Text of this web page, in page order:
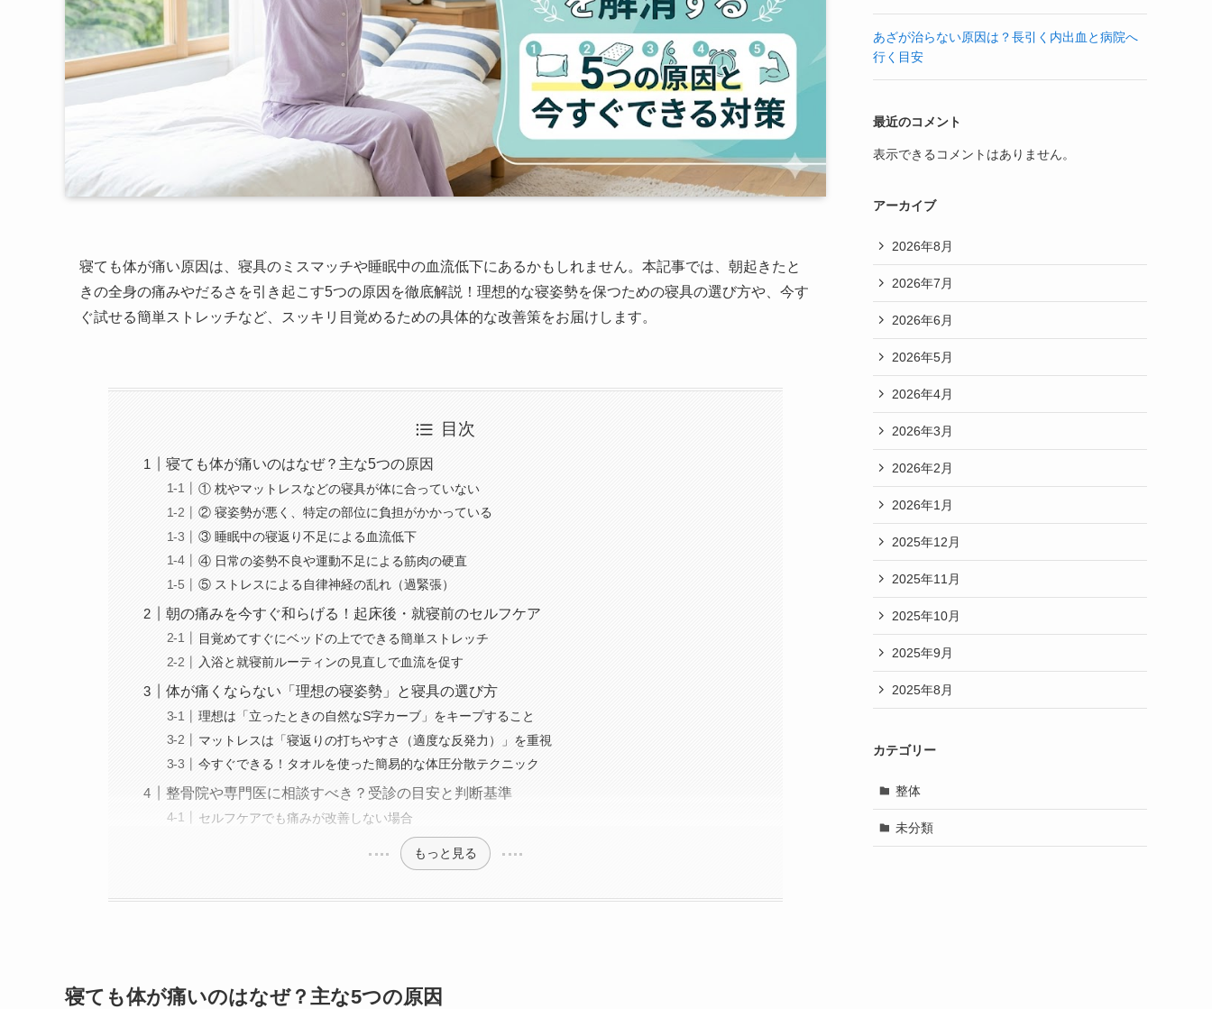
寝ても体が痛い原因は、寝具のミスマッチや睡眠中の血流低下にあるかもしれません。本記事では、朝起きたと
きの全身の痛みやだるさを引き起こす5つの原因を徹底解説！理想的な寝姿勢を保つための寝具の選び方や、今す
ぐ試せる簡単ストレッチなど、スッキリ目覚めるための具体的な改善策をお届けします。
目次
寝ても体が痛いのはなぜ？主な5つの原因
① 枕やマットレスなどの寝具が体に合っていない
② 寝姿勢が悪く、特定の部位に負担がかかっている
③ 睡眠中の寝返り不足による血流低下
④ 日常の姿勢不良や運動不足による筋肉の硬直
⑤ ストレスによる自律神経の乱れ（過緊張）
朝の痛みを今すぐ和らげる！起床後・就寝前のセルフケア
目覚めてすぐにベッドの上でできる簡単ストレッチ
入浴と就寝前ルーティンの見直しで血流を促す
体が痛くならない「理想の寝姿勢」と寝具の選び方
理想は「立ったときの自然なS字カーブ」をキープすること
マットレスは「寝返りの打ちやすさ（適度な反発力）」を重視
今すぐできる！タオルを使った簡易的な体圧分散テクニック
整骨院や専門医に相談すべき？受診の目安と判断基準
セルフケアでも痛みが改善しない場合
もっと見る
寝ても体が痛いのはなぜ？主な5つの原因
あざが治らない原因は？長引く内出血と病院へ
行く目安
最近のコメント
表示できるコメントはありません。
アーカイブ
2026年8月
2026年7月
2026年6月
2026年5月
2026年4月
2026年3月
2026年2月
2026年1月
2025年12月
2025年11月
2025年10月
2025年9月
2025年8月
カテゴリー
整体
未分類